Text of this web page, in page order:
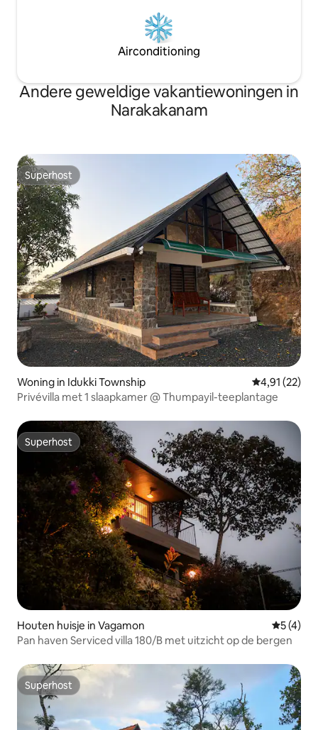
Airconditioning
Andere geweldige vakantiewoningen in
Narakakanam
Superhost
Superhost
Woning in Idukki Township Gemiddelde
4,91 (22)
Privévilla met 1 slaapkamer @ Thumpayil-teeplantage
Superhost
Superhost
Houten huisje in Vagamon
5 (4)
Pan haven Serviced villa 180/B met uitzicht op de bergen
Superhost
Superhost